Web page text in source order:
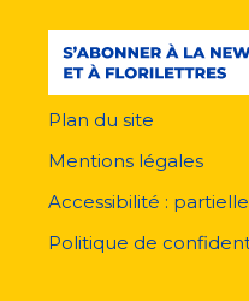
pied
page
Plan du site
Mentions légales
Accessibilité :
Politique de